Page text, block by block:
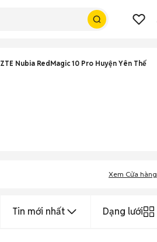
ZTE Nubia RedMagic 10 Pro Huyện Yên Thế
Xem Cửa hàng
Tin mới nhất Dạng lưới